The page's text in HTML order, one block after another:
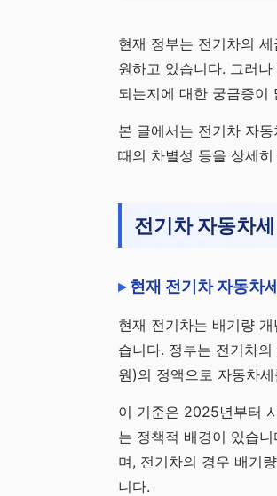
노후준비 연금전략
국민·퇴직·개인·주택연금으
로 만드는 평생 월급 전략
채널 바로가기
현재 정부는 전기차의
원하고 있습니다. 그러
되는지에 대한 궁금증이
본 글에서는 전기차 자
때의 차별성 등을 상세
전기차 자동차
현재 전기차 자동차
현재 전기차는 배기량
습니다. 정부는 전기차
원)의 정액으로 자동차
이 기준은 2025년부터
는 정책적 배경이 있습
며, 전기차의 경우 배기
니다.